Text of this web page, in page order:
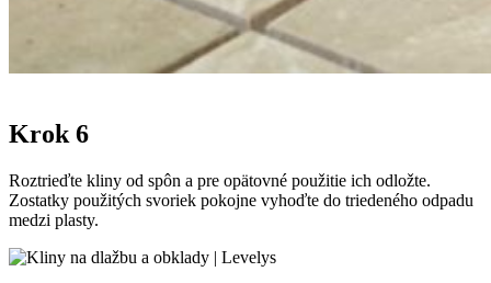
Krok 6
Roztrieďte kliny od spôn a pre opätovné použitie ich odložte.
Zostatky použitých svoriek pokojne vyhoďte do triedeného odpadu
medzi plasty.